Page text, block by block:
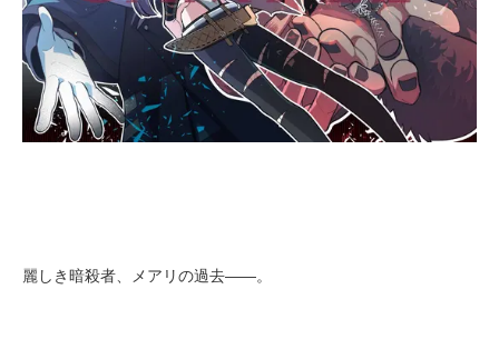
麗しき暗殺者、メアリの過去――。